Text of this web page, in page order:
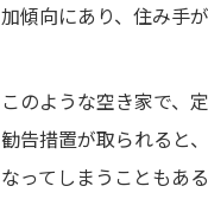
加傾向にあり、住み手
このような空き家で、
勧告措置が取られると
なってしまうこともあ